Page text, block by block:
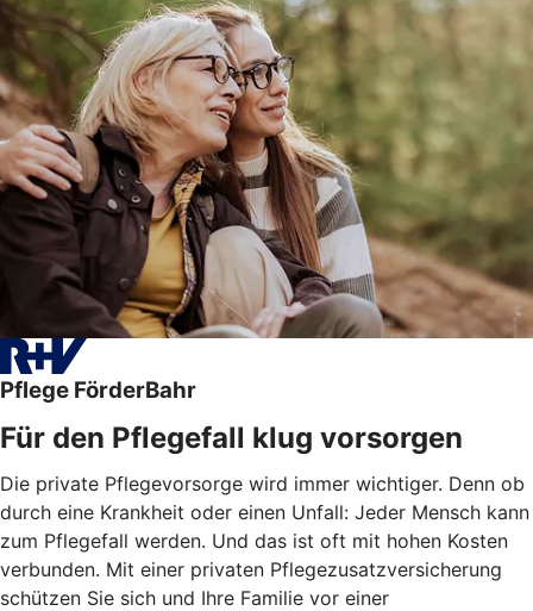
Pflege FörderBahr
Für den Pflegefall klug vorsorgen
Die private Pflegevorsorge wird immer wichtiger. Denn ob
durch eine Krankheit oder einen Unfall: Jeder Mensch kann
zum Pflegefall werden. Und das ist oft mit hohen Kosten
verbunden. Mit einer privaten Pflegezusatzversicherung
schützen Sie sich und Ihre Familie vor einer